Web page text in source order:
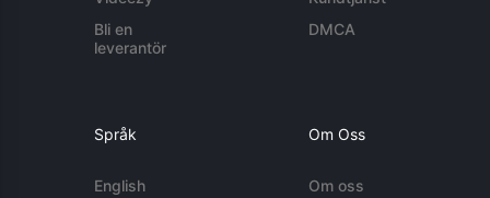
Bli en
leverantör
DMCA
Språk
English
Om Oss
Om oss